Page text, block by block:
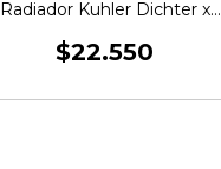
Radiador Kuhler Dichter x
$22.550